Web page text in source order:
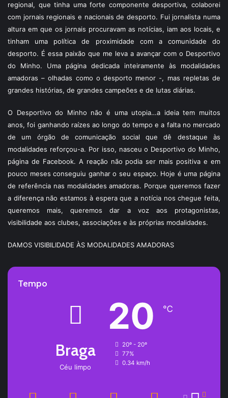
regional, que tinha uma forte componente desportiva, colaborei
com jornais regionais e nacionais de desporto. Fui jornalista numa
altura em que os jornais procuravam as notícias, iam aos locais, e
tinham uma política de proximidade com a comunidade do
desporto. É essa paixão que me leva a avançar com o Desportivo
do Minho. Uma página dedicada inteiramente às modalidades
amadoras – olhadas como o desporto menor -, mas repletas de
grandes histórias, de grandes campeões e de lutas diárias.
O Desportivo do Minho não é uma utopia…a ideia tem muitos
anos, foi ganhando raízes ao longo do tempo e a falta no mercado
de um órgão de comunicação social que dê destaque às
modalidades reforçou-a. Por isso, nasceu o Desportivo do Minho,
página de Facebook. A reação não podia ser mais positiva e em
pouco meses conseguiu ganhar o seu espaço. Hoje é uma página
de referência nas modalidades amadoras. Porque queremos fazer
a diferença não estamos à espera que a notícia nos chegue feita,
queremos mais, queremos dar a voz aos protagonistas,
visibilidade aos clubes, associações e às próprias modalidades.
DAMOS VISIBILIDADE ÀS MODALIDADES AMADORAS
Tempo
Braga
Céu limpo
20 ℃
20º - 20º
77%
0.34 km/h